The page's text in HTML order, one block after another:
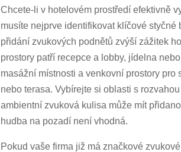
Chcete-li v hotelovém prostředí efektivně
musíte nejprve identifikovat klíčové styčné
přidání zvukových podnětů zvýší zážitek
prostory patří recepce a lobby, jídelna
masážní místnosti a venkovní prostory pro
nebo terasa. Vybírejte si oblasti s
ambientní zvuková kulisa může mít
hudba na pozadí není vhodná.
Pokud vaše firma již má značkové